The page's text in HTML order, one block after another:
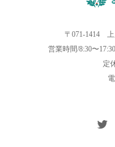
〒071-1414 上
営業時間/8:30〜
定